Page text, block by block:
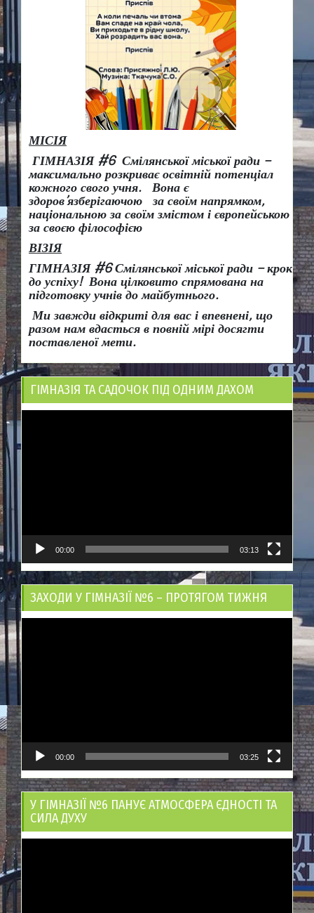
МІСІЯ
ГІМНАЗІЯ #6 Смілянської міської ради –
максимально розкриває освітній потенціал
кожного свого учня.
Вона є
здоров’язберігаючою за своїм напрямком,
національною за своїм змістом і європейською
за своєю філософією
ВІЗІЯ
ГІМНАЗІЯ #6 Смілянської міської ради – крок
до успіху! Вона цілковито спрямована на
підготовку учнів до майбутнього.
Ми завжди відкриті для вас і впевнені, що
разом нам вдасться в повній мірі досягти
поставленої мети.
ГІМНАЗІЯ ТА САДОЧОК ПІД ОДНИМ ДАХОМ
00:00 03:13
ЗАХОДИ У ГІМНАЗІЇ №6 – ПРОТЯГОМ ТИЖНЯ
00:00 03:25
У ГІМНАЗІЇ №6 ПАНУЄ АТМОСФЕРА ЄДНОСТІ ТА
СИЛА ДУХУ